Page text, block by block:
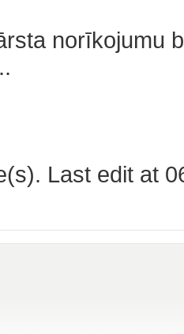
norīkojumu
Last edit at